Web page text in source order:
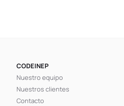
CODEINEP
Nuestro equipo
Nuestros clientes
Contacto